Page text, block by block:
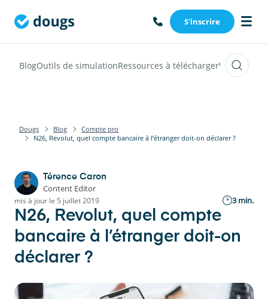
S'inscrire
BlogOutils de simulationRessources à téléchargerWebinars
Dougs Blog
Compte pro
N26, Revolut, quel compte bancaire à l’étranger doit-on déclarer ?
Térence Caron
Content Editor
mis à jour le 5 juillet 2019 3 min.
N26, Revolut, quel compte
bancaire à l’étranger doit-on
déclarer ?